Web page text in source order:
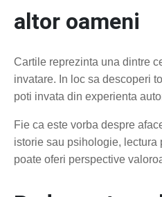
altor oameni
Cartile reprezinta una dintre
invatare. In loc sa descoperi
poti invata din experienta
Fie ca este vorba despre
istorie sau psihologie, lectura
poate oferi perspective